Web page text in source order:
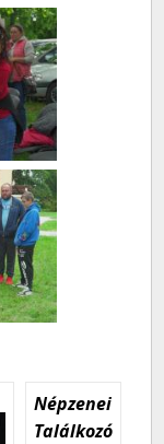
Népzenei
Találkozó